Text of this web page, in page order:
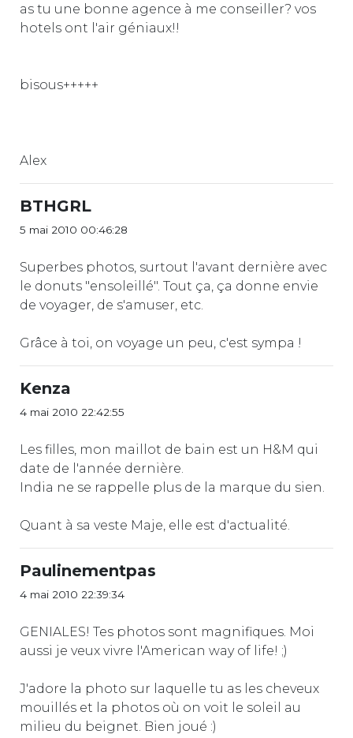
as tu une bonne agence à me conseiller? vos
hotels ont l'air géniaux!!
bisous+++++
Alex
BTHGRL
5 mai 2010 00:46:28
Superbes photos, surtout l'avant dernière avec
le donuts "ensoleillé". Tout ça, ça donne envie
de voyager, de s'amuser, etc.
Grâce à toi, on voyage un peu, c'est sympa !
Kenza
4 mai 2010 22:42:55
Les filles, mon maillot de bain est un H&M qui
date de l'année dernière.
India ne se rappelle plus de la marque du sien.
Quant à sa veste Maje, elle est d'actualité.
Paulinementpas
4 mai 2010 22:39:34
GENIALES! Tes photos sont magnifiques. Moi
aussi je veux vivre l'American way of life! ;)
J'adore la photo sur laquelle tu as les cheveux
mouillés et la photos où on voit le soleil au
milieu du beignet. Bien joué :)